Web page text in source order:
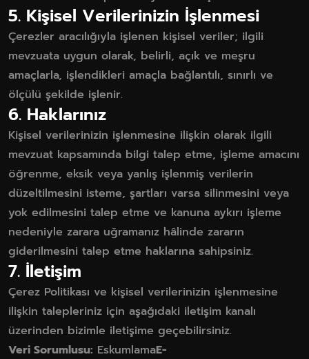
5. Kişisel Verilerinizin İşlenmesi
Çerezler aracılığıyla işlenen kişisel veriler; ilgili
mevzuata uygun olarak, belirli, açık ve meşru
amaçlarla, işlendikleri amaçla bağlantılı, sınırlı ve
ölçülü şekilde işlenir.
6. Haklarınız
Kişisel verilerinizin işlenmesine ilişkin olarak ilgili
mevzuat kapsamında bilgi talep etme, işleme amacını
öğrenme, eksik veya yanlış işlenmiş verilerin
düzeltilmesini isteme, şartları varsa silinmesini veya
yok edilmesini talep etme ve kanuna aykırı işleme
nedeniyle zarara uğramanız hâlinde zararın
giderilmesini talep etme haklarına sahipsiniz.
7. İletişim
Çerez Politikası ve kişisel verilerinizin işlenmesine
ilişkin talepleriniz için aşağıdaki iletişim kanalı
üzerinden bizimle iletişime geçebilirsiniz.
Veri Sorumlusu: EskumlamaE-